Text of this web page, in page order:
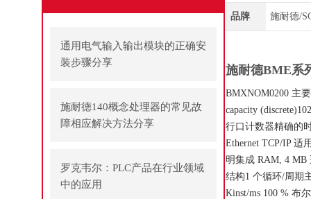
通用电气输入输出模块的正确安
装步骤分享
施耐德140概念处理器的常见故
障相应解决方法分享
罗克韦尔：PLC产品在行业领域
中的应用
品牌 施耐德/
施耐德BME系
BMXNOM0200 主
capacity
行口计数器精确的
Ethernet TCP/IP
明集成 RAM, 4 MB
结构1 个循环/周期
Kinst/ms 100 % 布